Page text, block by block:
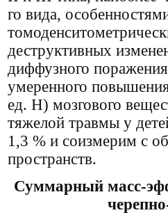
го вида,
деструктивных
диффузного
умеренного
ед. Н) мозгового
тяжелой травмы у
1,3 % и соизмерим с
пространств.
Суммарный масс-